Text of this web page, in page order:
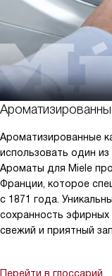
Ароматизированные
использовать один
Ароматы для Miele
Франции, которое
с 1871 года.
сохранность
свежий и приятный
Перейти в глоссарий